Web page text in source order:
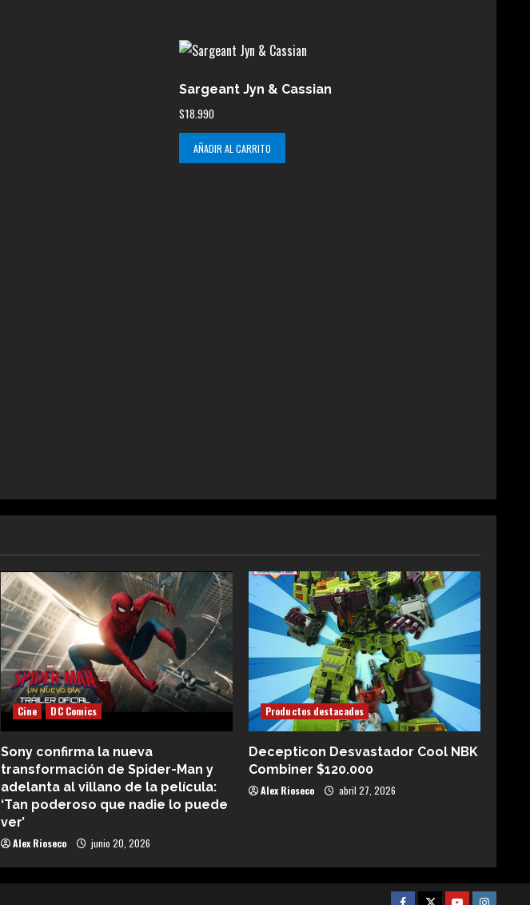
Sargeant Jyn & Cassian
$18.990
AÑADIR AL CARRITO
Cine DC Comics
Sony confirma la nueva
transformación de Spider-Man y
adelanta al villano de la película:
‘Tan poderoso que nadie lo puede
ver’
Alex Rioseco junio 20, 2026
Productos destacados
Decepticon Desvastador Cool NBK
Combiner $120.000
Alex Rioseco abril 27, 2026
Facebook
TwitterYoutube